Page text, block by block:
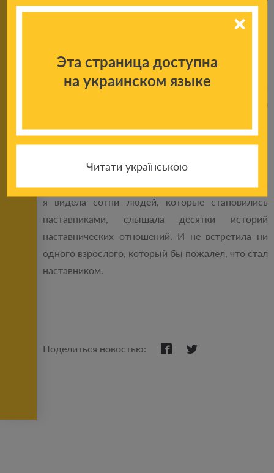
«наставник». Ментором называли героя
всеобщим доверием. Так есть и в наше время.
Думаю, многим из нас известны истории
ради передачи знаний, навыков и умений.
За более чем 6 лет работы по распространению
идеи наставничества в Украине и за ее пределами
я видела сотни людей, которые становились
наставниками, слышала десятки историй
наставнических отношений. И не встретила ни
одного взрослого, который бы пожалел, что стал
наставником.
Поделиться новостью:
Эта страница доступна
на украинском языке
Читати українською